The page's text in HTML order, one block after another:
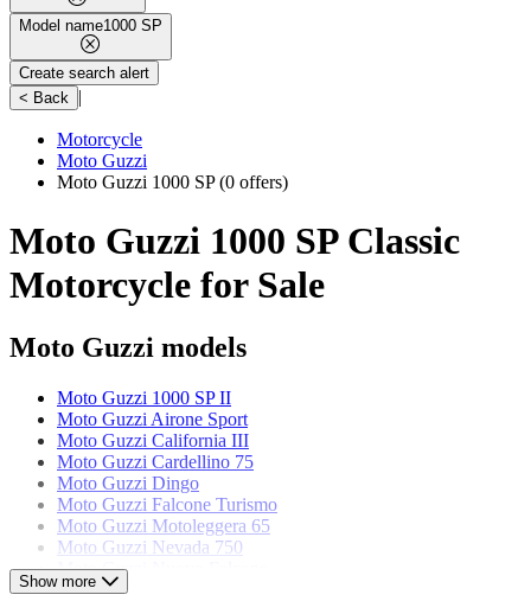
Model name1000 SP
Create search alert
< Back |
Motorcycle
Moto Guzzi
Moto Guzzi 1000 SP(0 offers)
Moto Guzzi 1000 SP Classic
Motorcycle for Sale
Moto Guzzi models
Moto Guzzi 1000 SP II
Moto Guzzi Airone Sport
Moto Guzzi California III
Moto Guzzi Cardellino 75
Moto Guzzi Dingo
Moto Guzzi Falcone Turismo
Moto Guzzi Motoleggera 65
Moto Guzzi Nevada 750
Moto Guzzi Nuovo Falcone
Moto Guzzi Stornello 125
Show more